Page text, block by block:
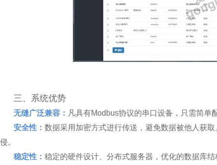
三、系统优势
无缝广泛兼容： 凡具有Modbus协议的串口设备，只需简
安全性： 数据采用加密方式进行传送，避免数据被他人获
侵。
稳定性： 稳定的硬件设计、分布式服务器，优化的数据库